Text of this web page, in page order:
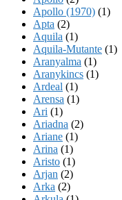
Apollo (1970) (1)
Apta (2)
Aquila (1)
Aquila-Mutante (1)
Aranyalma (1)
Aranykincs (1)
Ardeal (1)
Arensa (1)
Ari (1)
Ariadna (2)
Ariane (1)
Arina (1)
Aristo (1)
Arjan (2)
Arka (2)